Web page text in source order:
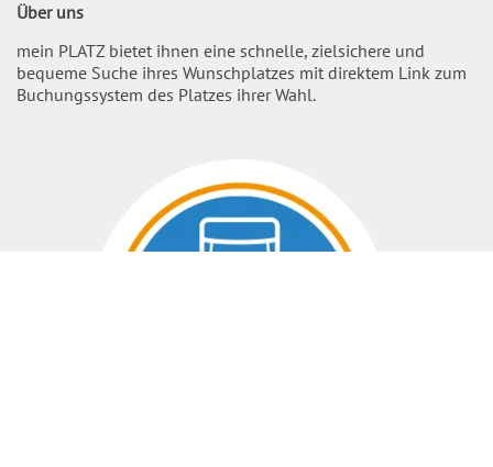
Über uns
mein PLATZ bietet ihnen eine schnelle, zielsichere und
bequeme Suche ihres Wunschplatzes mit direktem Link zum
Buchungssystem des Platzes ihrer Wahl.